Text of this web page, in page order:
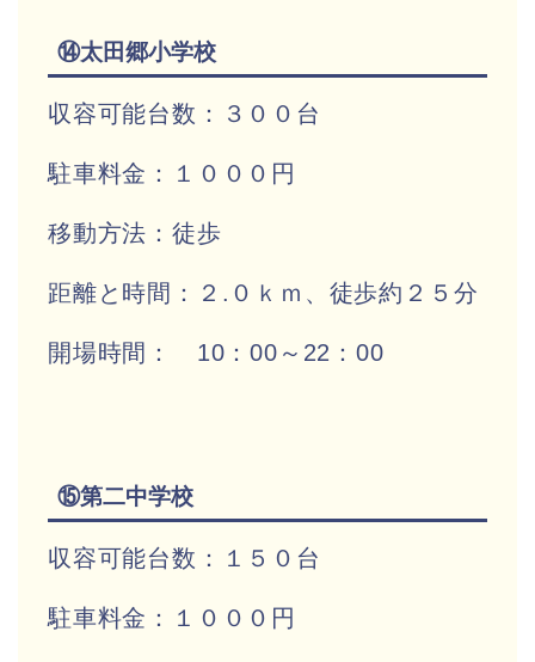
⑭太田郷小学校
収容可能台数：３００台
駐車料金：１０００円
移動方法：徒歩
距離と時間：２.０ｋｍ、徒歩約２５分
開場時間： 10：00～22：00
⑮第二中学校
収容可能台数：１５０台
駐車料金：１０００円